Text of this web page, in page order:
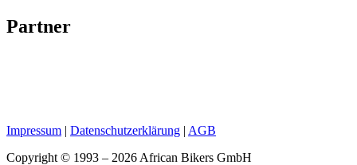
Partner
Impressum | Datenschutzerklärung | AGB
Copyright © 1993 – 2026 African Bikers GmbH